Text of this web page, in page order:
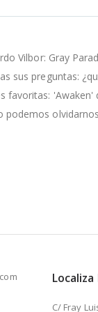
Vilbor: Gray
sus preguntas:
'Awaken'
podemos
C/ Fray